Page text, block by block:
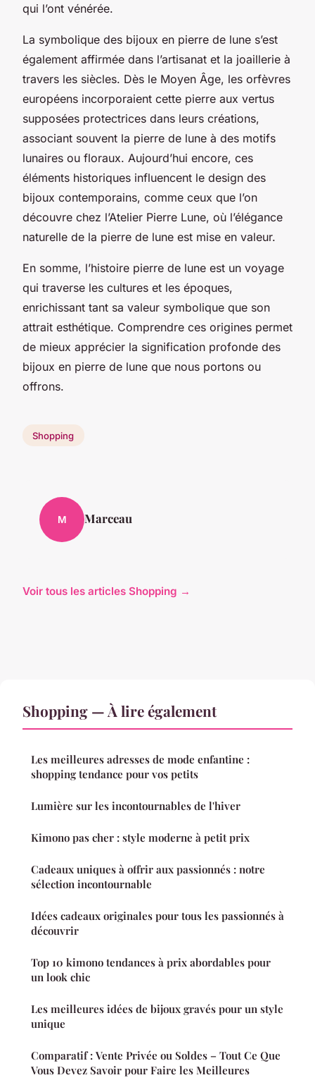
qui l’ont vénérée.
La symbolique des bijoux en pierre de lune s’est
également affirmée dans l’artisanat et la joaillerie à
travers les siècles. Dès le Moyen Âge, les orfèvres
européens incorporaient cette pierre aux vertus
supposées protectrices dans leurs créations,
associant souvent la pierre de lune à des motifs
lunaires ou floraux. Aujourd’hui encore, ces
éléments historiques influencent le design des
bijoux contemporains, comme ceux que l’on
découvre chez l’Atelier Pierre Lune, où l’élégance
naturelle de la pierre de lune est mise en valeur.
En somme, l’histoire pierre de lune est un voyage
qui traverse les cultures et les époques,
enrichissant tant sa valeur symbolique que son
attrait esthétique. Comprendre ces origines permet
de mieux apprécier la signification profonde des
bijoux en pierre de lune que nous portons ou
offrons.
Shopping
M Marceau
Voir tous les articles Shopping →
Shopping — À lire également
Les meilleures adresses de mode enfantine :
shopping tendance pour vos petits
Lumière sur les incontournables de l'hiver
Kimono pas cher : style moderne à petit prix
Cadeaux uniques à offrir aux passionnés : notre
sélection incontournable
Idées cadeaux originales pour tous les passionnés à
découvrir
Top 10 kimono tendances à prix abordables pour
un look chic
Les meilleures idées de bijoux gravés pour un style
unique
Comparatif : Vente Privée ou Soldes – Tout Ce Que
Vous Devez Savoir pour Faire les Meilleures